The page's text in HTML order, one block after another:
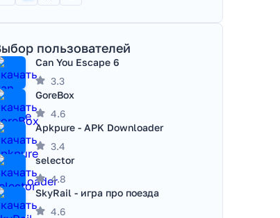
пользователей
Can You Escape 6
3.3
GoreBox
4.6
Apkpure - APK Downloader
3.4
selector
4.8
SkyRail - игра про поезда
4.6